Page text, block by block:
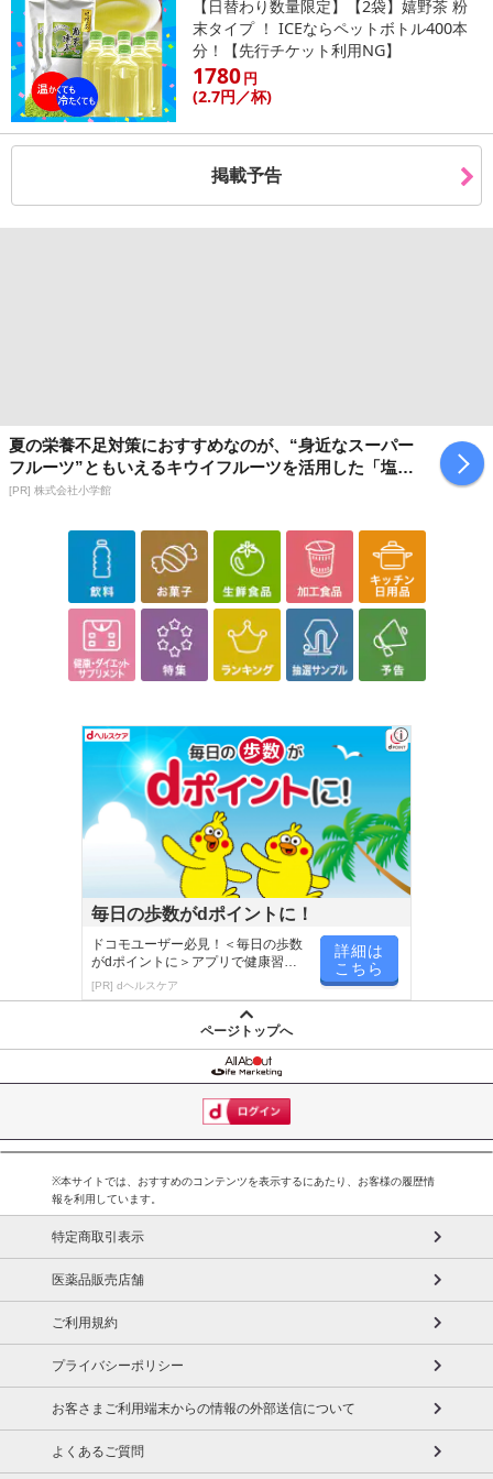
【日替わり数量限定】【2袋】嬉野茶 粉
末タイプ ！ ICEならペットボトル400本
分！【先行チケット利用NG】
1780円
(2.7円 ／杯)
掲載予告
夏の栄養不足対策におすすめなのが、“身近なスーパー
フルーツ”ともいえるキウイフルーツを活用した「塩キ
ウイ」
[PR] 株式会社小学館
毎日の歩数がdポイントに！
ドコモユーザー必見！＜毎日の歩数
がdポイントに＞アプリで健康習慣
が楽しく続く
[PR] dヘルスケア
詳細は
こちら
ページトップへ
※本サイトでは、おすすめのコンテンツを表示するにあたり、お客様の履歴情
報を利用しています。
特定商取引表示
医薬品販売店舗
ご利用規約
プライバシーポリシー
お客さまご利用端末からの情報の外部送信について
よくあるご質問